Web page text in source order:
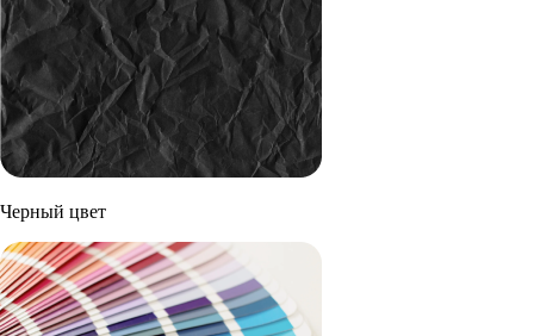
Черный цвет